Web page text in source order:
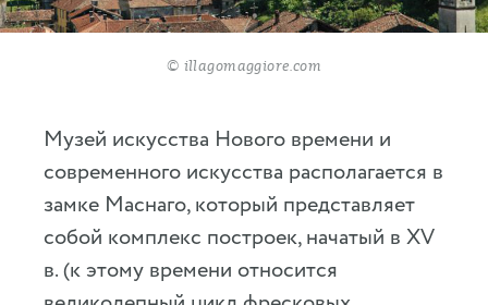
© illagomaggiore.com
Музей искусства Нового времени и
современного искусства располагается в
замке Маснаго, который представляет
собой комплекс построек, начатый в XV
в. (к этому времени относится